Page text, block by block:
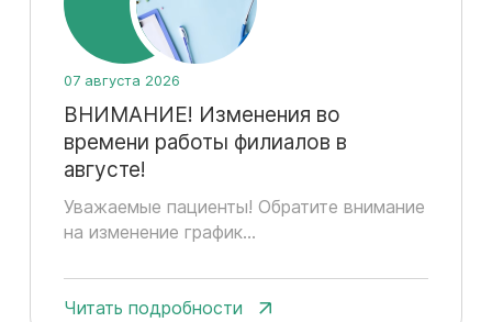
07 августа 2026
ВНИМАНИЕ! Изменения во
времени работы филиалов в
августе!
Уважаемые пациенты! Обратите внимание
на изменение график...
Читать подробности